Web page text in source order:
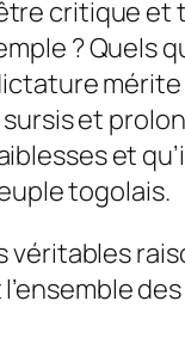
critique
? Quels
et
et
togolais.